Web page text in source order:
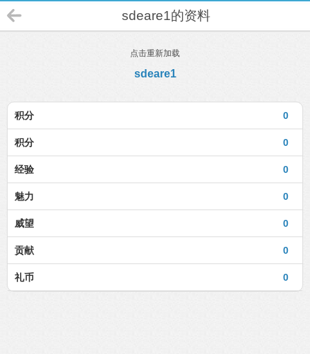
sdeare1的资料
点击重新加载
sdeare1
0
积分
0
积分
0
经验
0
魅力
0
威望
0
贡献
0
礼币